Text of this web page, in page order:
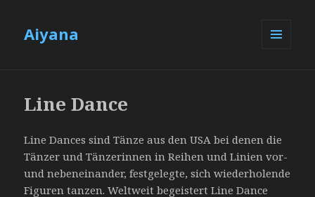
Aiyana
Line Dance
Line Dances sind Tänze aus den USA bei denen die
Tänzer und Tänzerinnen in Reihen und Linien vor-
und nebeneinander, festgelegte, sich wiederholende
Figuren tanzen. Weltweit begeistert Line Dance